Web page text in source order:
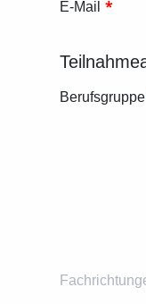
E-Mail *
Berufsgruppe